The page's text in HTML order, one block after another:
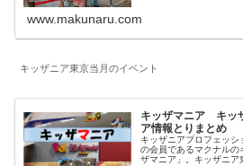
www.makunaru.com
キッザニア東京当月のイベント
キッザマニア キッ
ア情報とりまとめ
キッザニアプロフェッシ
の会員であるマクナルの
ザマニア」。キッザニア